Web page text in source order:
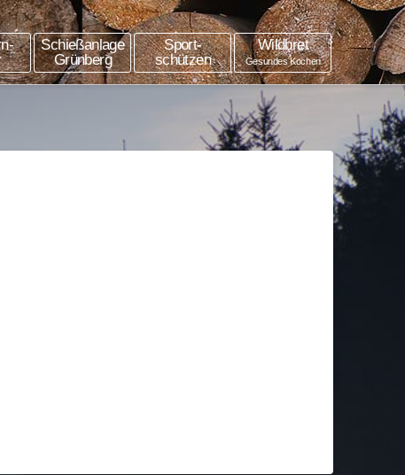
Schießanlage
Grünberg
Sport-
schützen
Wildbret
Gesundes Kochen